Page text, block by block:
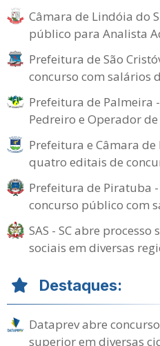
Câmara de Lindóia do
público para Analista
Prefeitura de São
concurso com salários
Prefeitura de Palmeira
Pedreiro e Operador
Prefeitura e Câmara
quatro editais de
Prefeitura de Piratuba
concurso público com
SAS - SC abre
sociais em diversas
Destaques:
Dataprev abre
superior em diversas